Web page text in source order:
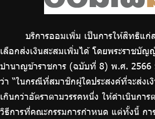
บริการออมเพิ่ม เป็นการให้สิทธิแ
เลือกส่งเงินสะสมเพิ่มได้ โดยพระราชบั
บำนาญข้าราชการ (ฉบับที่ 8) พ.ศ. 2566
ว่า “ในกรณีที่สมาชิกผู้ใดประสงค์ที่จะส่งเ
เกินกว่าอัตราตามวรรคหนึ่ง ให้ดำเนินกา
วิธีการที่คณะกรรมการกำหนด แต่ทั้งนี้ กา